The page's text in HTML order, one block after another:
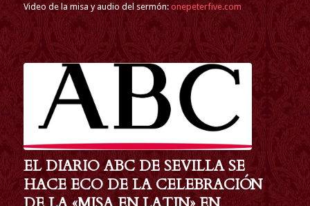
Video de la misa y audio del sermón: onepeterfive.com
EL DIARIO ABC DE SEVILLA SE
HACE ECO DE LA CELEBRACIÓN